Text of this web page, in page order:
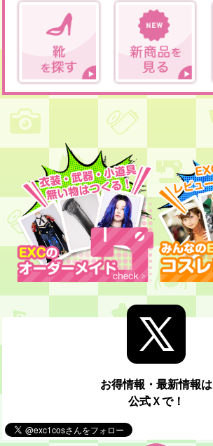
お得情報・最新情報は
公式Ｘで！